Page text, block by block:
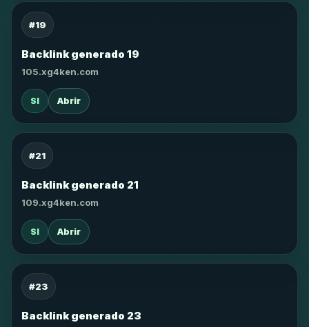
#19
Backlink generado 19
105.xg4ken.com
SI Abrir
#21
Backlink generado 21
109.xg4ken.com
SI Abrir
#23
Backlink generado 23